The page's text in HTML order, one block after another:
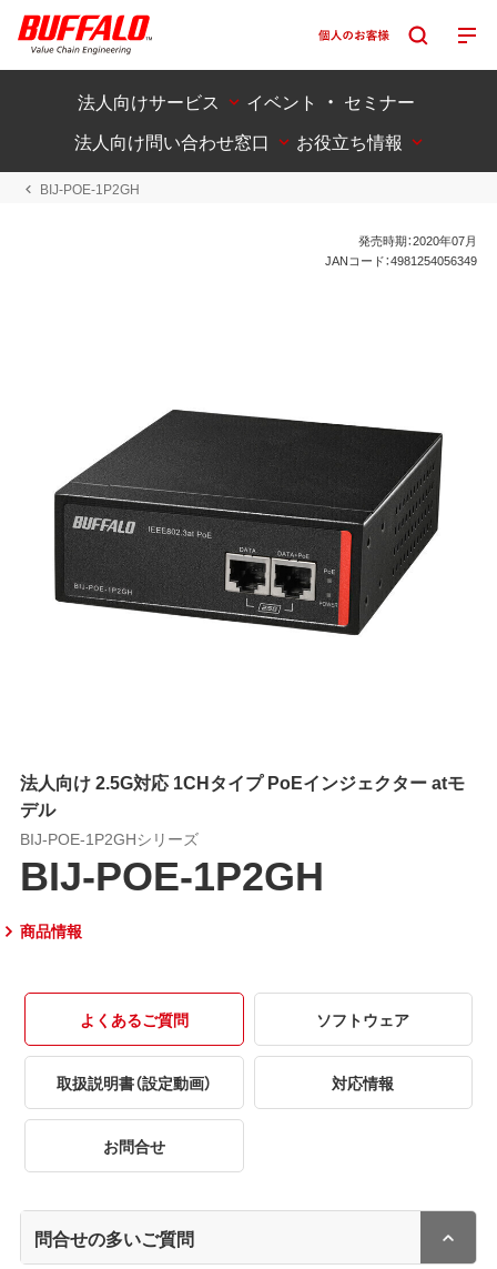
法人向けサービス
イベント ・ セミナー
法人向け問い合わせ窓口
お役立ち情報
BIJ-POE-1P2GH
発売時期：2020年07月
JANコード：4981254056349
法人向け 2.5G対応 1CHタイプ PoEインジェクター atモ
デル
BIJ-POE-1P2GHシリーズ
BIJ-POE-1P2GH
商品情報
よくあるご質問 ソフトウェア
取扱説明書（設定動画） 対応情報
お問合せ
問合せの多いご質問